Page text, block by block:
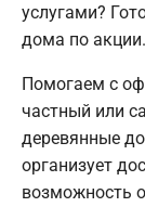
услугами?
дома по акции.
Помогаем с
частный или
деревянные
организует
возможность